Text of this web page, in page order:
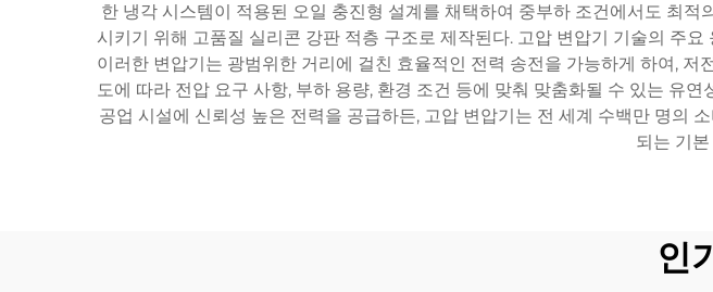
한 냉각 시스템이 적용된 오일 충진형 설계를 채택하여 중부하 조건에서도 최
시키기 위해 고품질 실리콘 강판 적층 구조로 제작된다. 고압 변압기 기술의 주
이러한 변압기는 광범위한 거리에 걸친 효율적인 전력 송전을 가능하게 하여,
도에 따라 전압 요구 사항, 부하 용량, 환경 조건 등에 맞춰 맞춤화될 수 있는 유
공업 시설에 신뢰성 높은 전력을 공급하든, 고압 변압기는 전 세계 수백만 명의
되는 기
인